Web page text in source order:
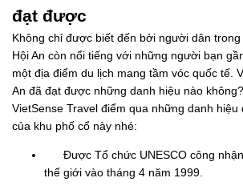
đạt được
Không chỉ được biết đến bởi người dân
Hội An còn nổi tiếng với những người bạn
một địa điểm du lịch mang tầm vóc quốc tế.
An đã đạt được những danh hiệu nào
VietSense Travel điểm qua những danh hiệu
của khu phố cổ này nhé:
Được Tổ chức UNESCO công nhận
thế giới vào tháng 4 năm 1999.